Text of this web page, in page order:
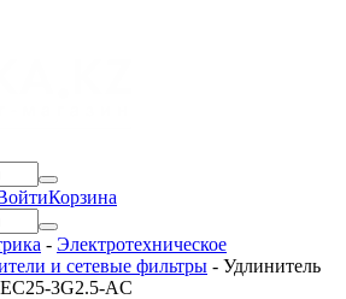
Корзина
- Электротехническое
и сетевые фильтры - Удлинитель
3G2.5-AC